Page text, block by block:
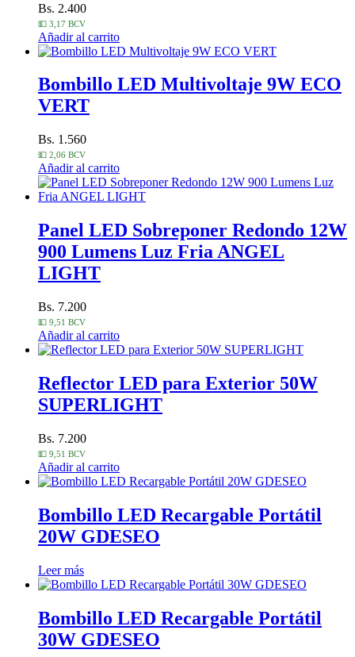
Bs. 2.400
💵 3,17 BCV
Añadir al carrito
Bombillo LED Multivoltaje 9W ECO
VERT
Bs. 1.560
💵 2,06 BCV
Añadir al carrito
Panel LED Sobreponer Redondo 12W
900 Lumens Luz Fria ANGEL
LIGHT
Bs. 7.200
💵 9,51 BCV
Añadir al carrito
Reflector LED para Exterior 50W
SUPERLIGHT
Bs. 7.200
💵 9,51 BCV
Añadir al carrito
Bombillo LED Recargable Portátil
20W GDESEO
Leer más
Bombillo LED Recargable Portátil
30W GDESEO